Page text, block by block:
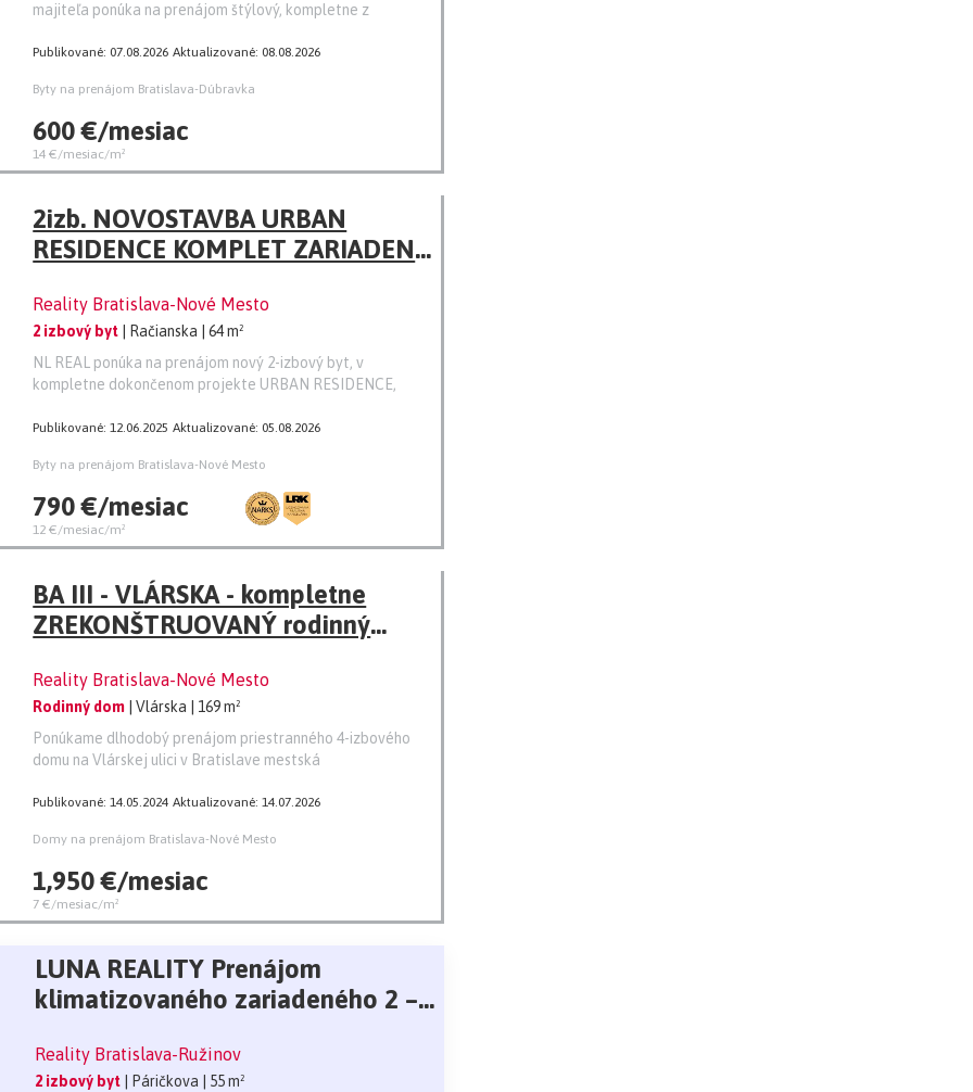
majiteľa ponúka na prenájom štýlový, kompletne z
Publikované: 07.08.2026 Aktualizované: 08.08.2026
Byty na prenájom Bratislava-Dúbravka
600 €/mesiac
14 €/mesiac/m²
2izb. NOVOSTAVBA URBAN
RESIDENCE KOMPLET ZARIADENÝ
Reality Bratislava-Nové Mesto
2 izbový byt | Račianska
| 64 m²
NL REAL ponúka na prenájom nový 2-izbový byt, v
kompletne dokončenom projekte URBAN RESIDENCE,
Publikované: 12.06.2025 Aktualizované: 05.08.2026
Byty na prenájom Bratislava-Nové Mesto
790 €/mesiac
12 €/mesiac/m²
BA III - VLÁRSKA - kompletne
ZREKONŠTRUOVANÝ rodinný
LOKALITA, GARÁŽ
Reality Bratislava-Nové Mesto
Rodinný dom | Vlárska
| 169 m²
Ponúkame dlhodobý prenájom priestranného 4-izbového
domu na Vlárskej ulici v Bratislave mestská
Publikované: 14.05.2024 Aktualizované: 14.07.2026
Domy na prenájom Bratislava-Nové Mesto
1,950 €/mesiac
7 €/mesiac/m²
LUNA REALITY Prenájom
klimatizovaného zariadeného 2 –
vnútroblok
Reality Bratislava-Ružinov
2 izbový byt | Páričkova
| 55 m²